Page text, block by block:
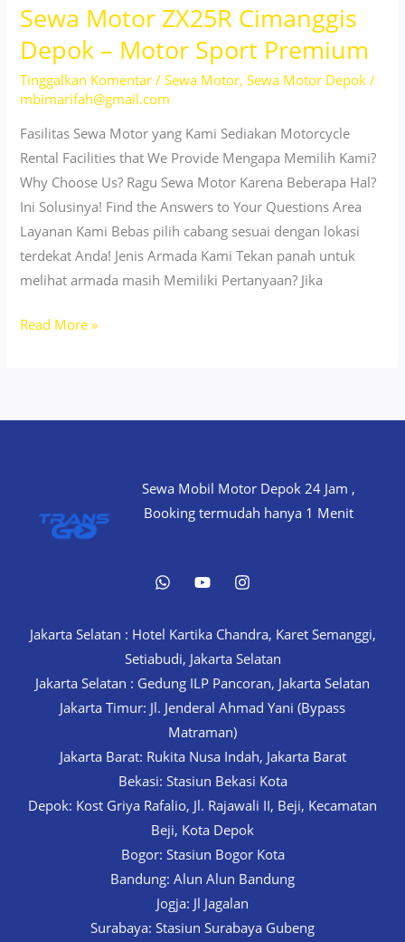
Sukmajaya
–
Sensasi
Motor
Sport
250cc
Sewa Motor ZX25R Cimanggis
Depok – Motor Sport Premium
Tinggalkan Komentar /Sewa Motor,Sewa Motor Depok /
mbimarifah@gmail.com
Fasilitas Sewa Motor yang Kami Sediakan Motorcycle
Rental Facilities that We Provide Mengapa Memilih Kami?
Why Choose Us? Ragu Sewa Motor Karena Beberapa Hal?
Ini Solusinya! Find the Answers to Your Questions Area
Layanan Kami Bebas pilih cabang sesuai dengan lokasi
terdekat Anda! Jenis Armada Kami Tekan panah untuk
melihat armada masih Memiliki Pertanyaan? Jika
Sewa
Depok
Premium
Read More »
Sewa Mobil Motor Depok 24 Jam ,
Booking termudah hanya 1 Menit
Jakarta Selatan : Hotel Kartika Chandra, Karet Semanggi,
Setiabudi, Jakarta Selatan
Jakarta Selatan : Gedung ILP Pancoran, Jakarta Selatan
Jakarta Timur: Jl. Jenderal Ahmad Yani (Bypass
Matraman)
Jakarta Barat: Rukita Nusa Indah, Jakarta Barat
Bekasi: Stasiun Bekasi Kota
Depok: Kost Griya Rafalio, Jl. Rajawali II, Beji, Kecamatan
Beji, Kota Depok
Bogor: Stasiun Bogor Kota
Bandung: Alun Alun Bandung
Jogja: Jl Jagalan
Surabaya: Stasiun Surabaya Gubeng